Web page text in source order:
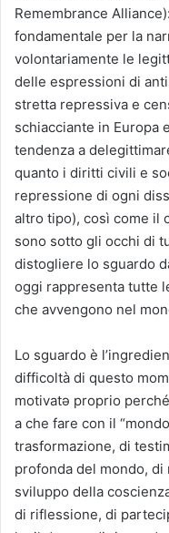
Remembrance
fondamentale per la
volontariamente le
delle espressioni di
stretta repressiva e
schiacciante in Europa
tendenza a
quanto i diritti civili e
repressione di ogni
altro tipo), così come il
sono sotto gli occhi di
distogliere lo sguardo
oggi rappresenta tutte
che avvengono nel
Lo sguardo è
difficoltà di questo
motivatə proprio
a che fare con il
trasformazione, di
profonda del mondo, di
sviluppo della
di riflessione, di